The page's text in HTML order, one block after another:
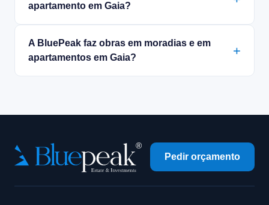
apartamento em Gaia?
A BluePeak faz obras em moradias e em
apartamentos em Gaia?
Pedir orçamento